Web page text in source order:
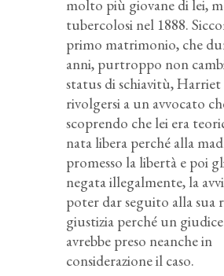
molto più giovane di lei,
tubercolosi nel 1888.
primo matrimonio, che
anni, purtroppo non
status di schiavitù, Harriet
rivolgersi a un avvocato
scoprendo che lei era
nata libera perché alla
promesso la libertà e poi
negata illegalmente, la
poter dar seguito alla sua
giustizia perché un
avrebbe preso neanche in
considerazione il caso.